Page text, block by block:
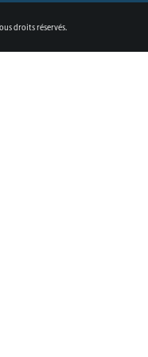
droits réservés.